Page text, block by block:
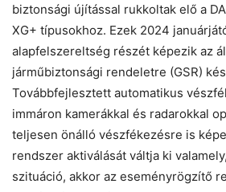
biztonsági újítással rukkoltak elő a
XG+ típusokhoz. Ezek 2024
alapfelszereltség részét képezik az
járműbiztonsági rendeletre (GSR)
Továbbfejlesztett automatikus
immáron kamerákkal és radarokkal
teljesen önálló vészfékezésre is
rendszer aktiválását váltja ki
szituáció, akkor az eseményrögzítő